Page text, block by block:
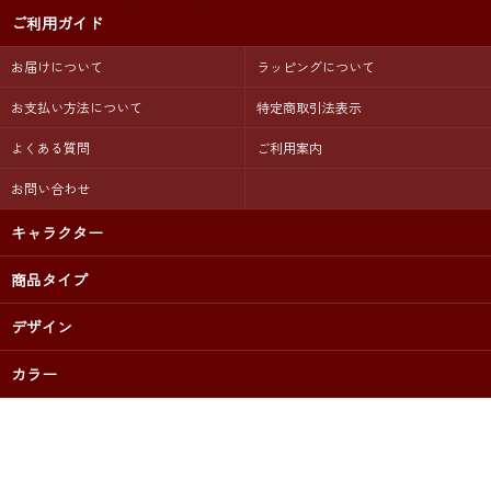
ご利用ガイド
お届けについて ラッピングについて
お支払い方法について 特定商取引法表示
よくある質問 ご利用案内
お問い合わせ
キャラクター
商品タイプ
デザイン
カラー